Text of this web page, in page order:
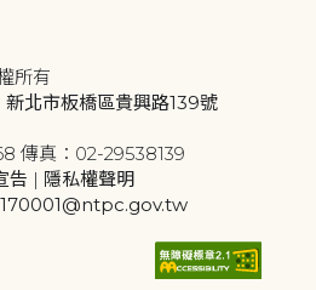
所有
北市板橋區貴興路139號
傳真：02-29538139
告 | 隱私權聲明